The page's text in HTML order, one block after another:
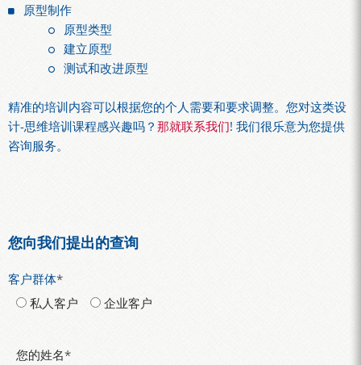
原型制作
原型类型
建立原型
测试和改进原型
精准的培训内容可以根据您的个人需要和要求调整。您对这类设
计-思维培训课程感兴趣吗？那就联系我们! 我们很乐意为您提供
咨询服务。
您向我们提出的查询
客户群体*
私人客户
企业客户
您的姓名*